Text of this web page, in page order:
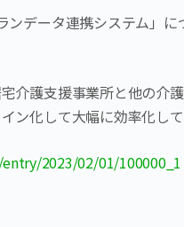
データ連携システム」に
介護支援事業所と他の介
ン化して大幅に効率化して
2023/02/01/100000_1